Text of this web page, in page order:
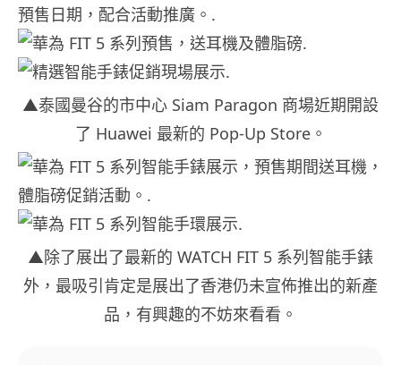
▲泰國曼谷的市中心 Siam Paragon 商場近期開設
了 Huawei 最新的 Pop-Up Store。
▲除了展出了最新的 WATCH FIT 5 系列智能手錶
外，最吸引肯定是展出了香港仍未宣佈推出的新產
品，有興趣的不妨來看看。